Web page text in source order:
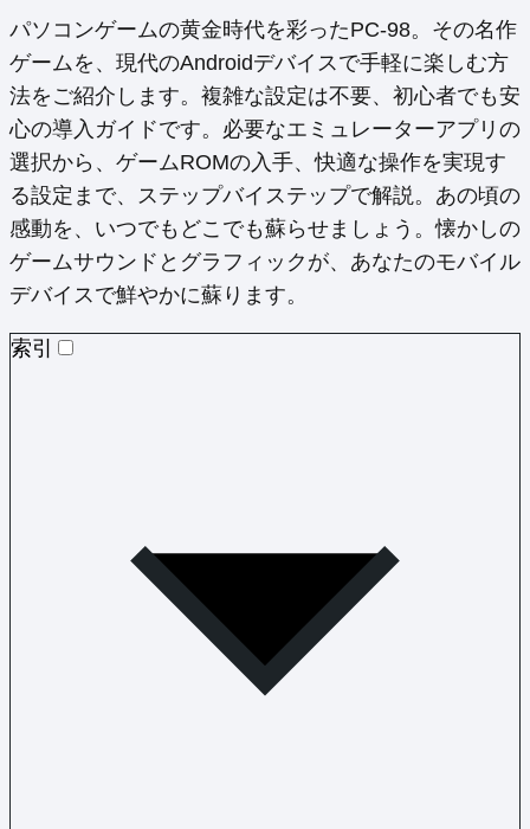
X
(Twitter)
FacebookPinterestLinkedInEmail
パソコンゲームの黄金時代を彩ったPC-98。その名作
ゲームを、現代のAndroidデバイスで手軽に楽しむ方
法をご紹介します。複雑な設定は不要、初心者でも安
心の導入ガイドです。必要なエミュレーターアプリの
選択から、ゲームROMの入手、快適な操作を実現す
る設定まで、ステップバイステップで解説。あの頃の
感動を、いつでもどこでも蘇らせましょう。懐かしの
ゲームサウンドとグラフィックが、あなたのモバイル
デバイスで鮮やかに蘇ります。
索引